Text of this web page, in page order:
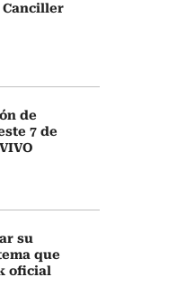
de
7 de
su
que
oficial